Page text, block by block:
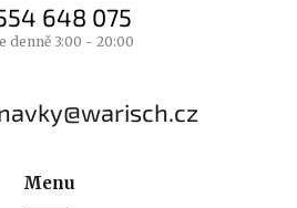
648 075
denně 3:00 - 20:00
Menu